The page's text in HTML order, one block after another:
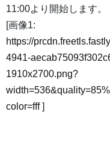
11:00より開始します。
[画像1:
https://
4941-
1910x2700.png?
color=fff]